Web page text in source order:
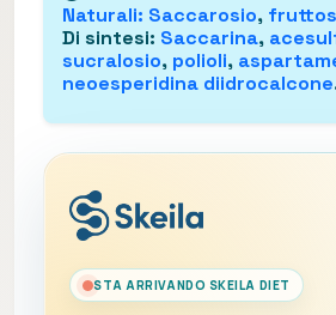
Naturali: Saccarosio,
Di sintesi: Saccarina,
sucralosio, polioli,
neoesperidina diidrocalcone
STA ARRIVANDO SKEILA DIET